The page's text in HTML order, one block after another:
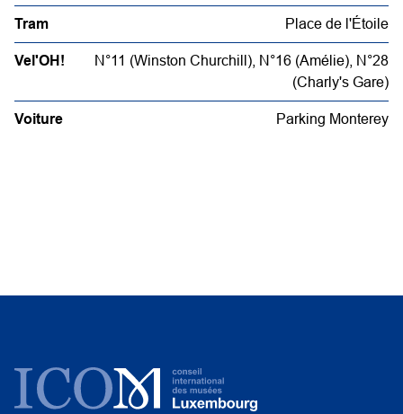
Tram Place de l'Étoile
Vel'OH!
N°11 (Winston Churchill), N°16 (Amélie), N°28
(Charly's Gare)
Voiture Parking Monterey